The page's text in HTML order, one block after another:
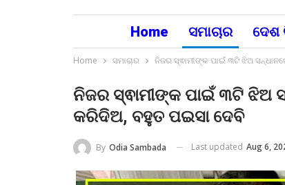
Home ସମାଚାର ଦେଶ
Home ସମାଚାର ନିଜର ସ୍ଵାମୀଙ୍କ ପାଇଁ ୩ଟି ଝିଅ
ନିଜର ସ୍ଵାମୀଙ୍କ ପାଇଁ ୩ଟି ଝିଅ
କରିଦିଅ, ବହୁତ ପଇସା ଦେବି
By Odia Sambada Last updated Aug 6,